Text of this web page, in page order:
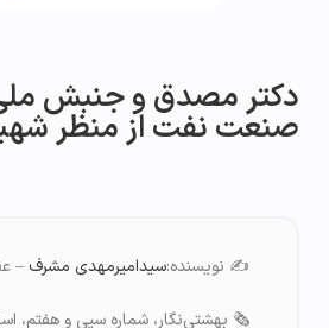
دکتر مصدق و جنبش
صنعت نفت از منظر
✍️ نویسنده:سیدامیرمهدی مشرف –
🗞️ بهشتی‌نگار، شماره سیی و هفتم، اسفند